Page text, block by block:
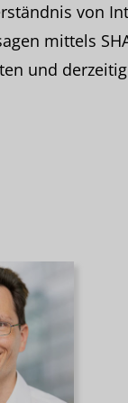
von
mittels
und